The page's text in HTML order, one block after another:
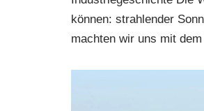
können: strahlender
machten wir uns mit